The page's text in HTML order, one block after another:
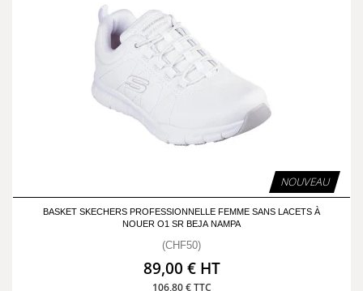
NOUVEAU
BASKET SKECHERS PROFESSIONNELLE FEMME SANS LACETS À
NOUER O1 SR BEJA NAMPA
(CHF50)
89,00 € HT
106,80 € TTC